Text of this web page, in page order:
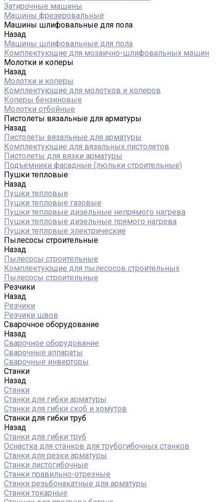
Затирочные машины
Машины фрезеровальные
Машины шлифовальные для пола
Назад
Машины шлифовальные для пола
Комплектующие для мозаично-шлифовальных машин
Молотки и коперы
Назад
Молотки и коперы
Комплектующие для молотков и коперов
Коперы бензиновые
Молотки отбойные
Пистолеты вязальные для арматуры
Назад
Пистолеты вязальные для арматуры
Комплектующие для вязальных пистолетов
Пистолеты для вязки арматуры
Подъемники фасадные (люльки строительные)
Пушки тепловые
Назад
Пушки тепловые
Пушки тепловые газовые
Пушки тепловые дизельные непрямого нагрева
Пушки тепловые дизельные прямого нагрева
Пушки тепловые электрические
Пылесосы строительные
Назад
Пылесосы строительные
Комплектующие для пылесосов строительных
Пылесосы строительные
Резчики
Назад
Резчики
Резчики швов
Сварочное оборудование
Назад
Сварочное оборудование
Сварочные аппараты
Сварочные инверторы
Станки
Назад
Станки
Станки для гибки арматуры
Станки для гибки скоб и хомутов
Станки для гибки труб
Назад
Станки для гибки труб
Оснастка для станков для трубогибочных станков
Станки для резки арматуры
Станки листогибочные
Станки правильно-отрезные
Станки резьбонакатные для арматуры
Станки токарные